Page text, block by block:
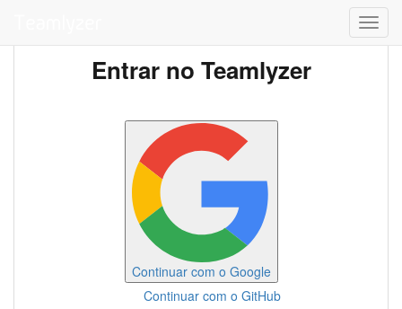
Entrar no Teamlyzer
Continuar com o Google
Continuar com o GitHub